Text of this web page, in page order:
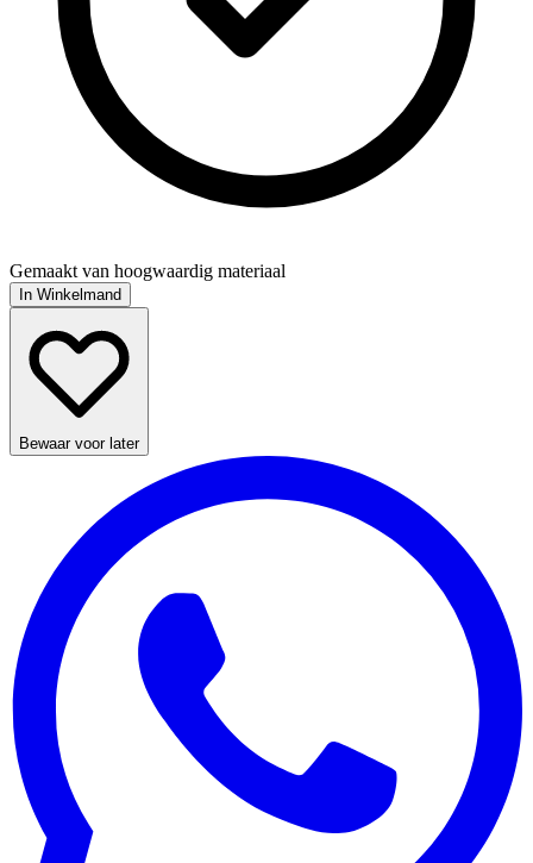
Gemaakt van hoogwaardig materiaal
In Winkelmand
Bewaar voor later